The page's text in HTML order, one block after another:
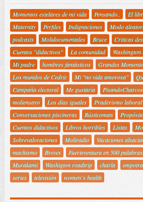
Momentos estelares de mi vida Pensando.. El
Maternity
Perfiles Indignaciones Modo
podcasts
Molidocumentales Bruce Criticas
Cuentos "didactivos"
La comunidad
Mi padre
hombres fantásticos
Grandes
Los mundos de Cedric
Mi "no vida amorosa"
Campaña electoral
Me gustaría PisandoCharcos
moliensayo
Los días iguales Praderismo laboral
Conversaciones piscineras
Rústicoman
Cuentos didactivos
Libros horribles Listas
Sobrevaloraciones
Moliradio Vacaciones
machismo
Breves Fuerteventura en 500 palabras.
Murakami
Washigton roadtrip charla
series
televisión women´s health